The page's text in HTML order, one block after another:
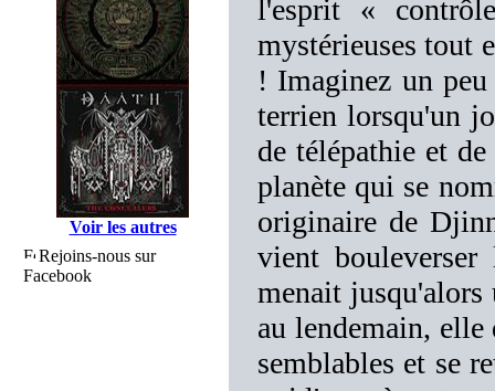
Voir les autres
Rejoins-nous sur
Facebook
l'esprit «
mystérieuses tout
! Imaginez un
terrien lorsqu'un
de télépathie et
planète qui se
originaire de
vient
menait jusqu'alors
au lendemain, elle
semblables et se